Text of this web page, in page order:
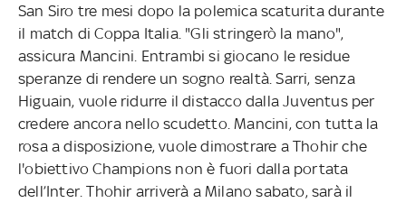
San Siro tre mesi dopo la polemica scaturita durante
il match di Coppa Italia. "Gli stringerò la mano",
assicura Mancini. Entrambi si giocano le residue
speranze di rendere un sogno realtà. Sarri, senza
Higuain, vuole ridurre il distacco dalla Juventus per
credere ancora nello scudetto. Mancini, con tutta la
rosa a disposizione, vuole dimostrare a Thohir che
l'obiettivo Champions non è fuori dalla portata
dell’Inter. Thohir arriverà a Milano sabato, sarà il